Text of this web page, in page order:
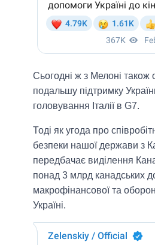
Сьогодні ж з Мелоні також
подальшу підтримку
головування Італії в G7.
Тоді як угода про
безпеки нашої держави з
передбачає виділення
понад 3 млрд канадських
макрофінансової та
Україні.